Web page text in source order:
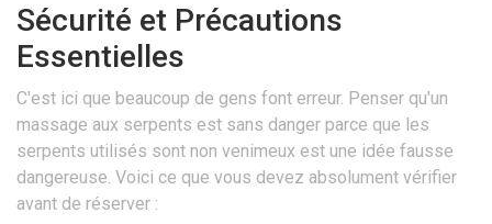
Sécurité et Précautions
Essentielles
C'est ici que beaucoup de gens font erreur. Penser qu'un
massage aux serpents est sans danger parce que les
serpents utilisés sont non venimeux est une idée fausse
dangereuse. Voici ce que vous devez absolument vérifier
avant de réserver :